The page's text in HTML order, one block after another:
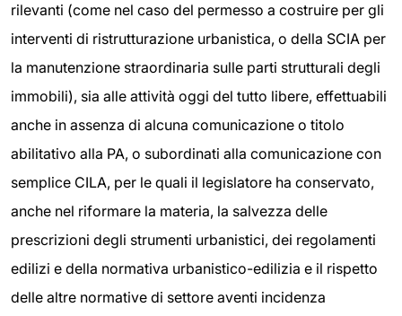
rilevanti (come nel caso del permesso a costruire per gli
interventi di ristrutturazione urbanistica, o della SCIA per
la manutenzione straordinaria sulle parti strutturali degli
immobili), sia alle attività oggi del tutto libere, effettuabili
anche in assenza di alcuna comunicazione o titolo
abilitativo alla PA, o subordinati alla comunicazione con
semplice CILA, per le quali il legislatore ha conservato,
anche nel riformare la materia, la salvezza delle
prescrizioni degli strumenti urbanistici, dei regolamenti
edilizi e della normativa urbanistico-edilizia e il rispetto
delle altre normative di settore aventi incidenza